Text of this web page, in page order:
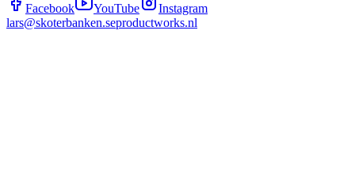
Facebook
YouTube
Instagram
lars@skoterbanken.seproductworks.nl